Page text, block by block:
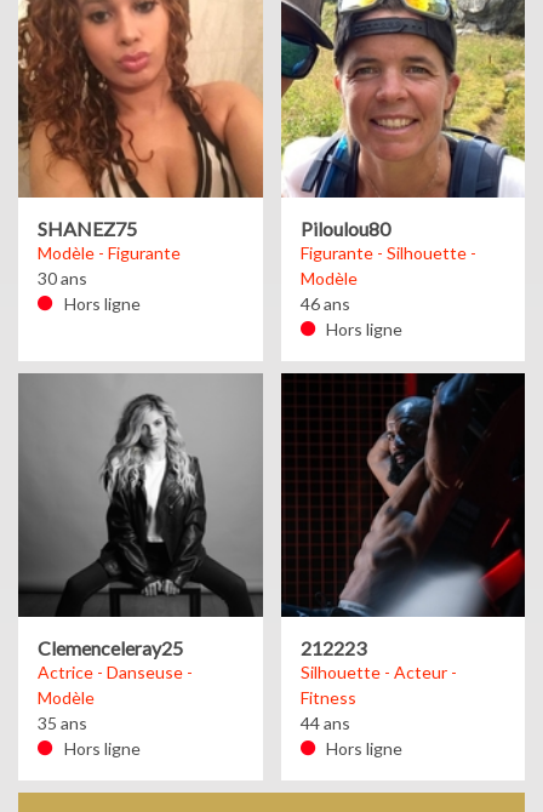
SHANEZ75
Modèle - Figurante
30 ans
Hors ligne
Piloulou80
Figurante - Silhouette -
Modèle
46 ans
Hors ligne
Clemenceleray25
Actrice - Danseuse -
Modèle
35 ans
Hors ligne
212223
Silhouette - Acteur -
Fitness
44 ans
Hors ligne